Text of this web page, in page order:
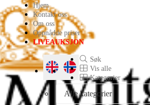
Hjem
Kontakt oss
Om oss
Oppnådde priser
LIVEAUKSJON
Søk
Vis alle
Kategorier
Alle kategorier